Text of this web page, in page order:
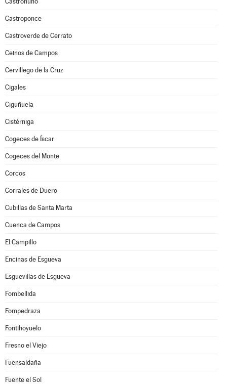
Castroponce
Castroverde de Cerrato
Ceinos de Campos
Cervillego de la Cruz
Cigales
Ciguñuela
Cistérniga
Cogeces de Íscar
Cogeces del Monte
Corcos
Corrales de Duero
Cubillas de Santa Marta
Cuenca de Campos
El Campillo
Encinas de Esgueva
Esguevillas de Esgueva
Fombellida
Fompedraza
Fontihoyuelo
Fresno el Viejo
Fuensaldaña
Fuente el Sol